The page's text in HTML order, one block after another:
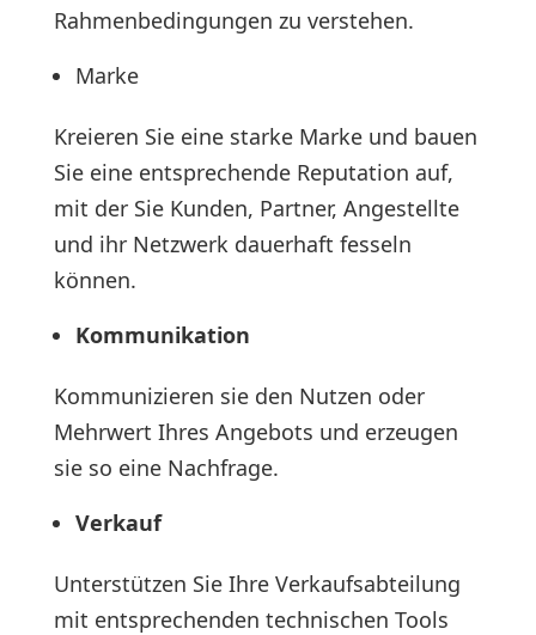
Rahmenbedingungen zu verstehen.
Marke
Kreieren Sie eine starke Marke und bauen
Sie eine entsprechende Reputation auf,
mit der Sie Kunden, Partner, Angestellte
und ihr Netzwerk dauerhaft fesseln
können.
Kommunikation
Kommunizieren sie den Nutzen oder
Mehrwert Ihres Angebots und erzeugen
sie so eine Nachfrage.
Verkauf
Unterstützen Sie Ihre Verkaufsabteilung
mit entsprechenden technischen Tools